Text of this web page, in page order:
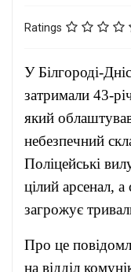
Ratings
У Білгороді-
затримали 43-
який
небезпечний
Поліцейські
цілий арсенал,
загрожує
Про це
на відділ